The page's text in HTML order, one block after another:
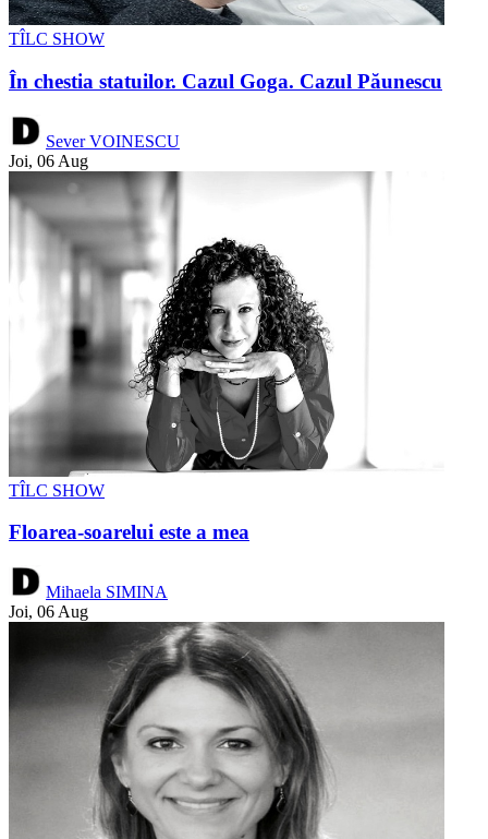
TÎLC SHOW
În chestia statuilor. Cazul Goga. Cazul Păunescu
Sever VOINESCU
Joi, 06 Aug
TÎLC SHOW
Floarea-soarelui este a mea
Mihaela SIMINA
Joi, 06 Aug